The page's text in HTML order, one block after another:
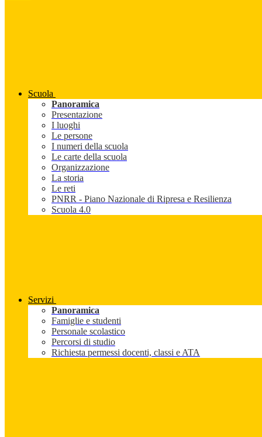
Scuola
Panoramica
Presentazione
I luoghi
Le persone
I numeri della scuola
Le carte della scuola
Organizzazione
La storia
Le reti
PNRR - Piano Nazionale di Ripresa e Resilienza
Scuola 4.0
Servizi
Panoramica
Famiglie e studenti
Personale scolastico
Percorsi di studio
Richiesta permessi docenti, classi e ATA